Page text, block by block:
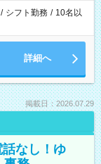
/ シフト勤務 / 10名以
詳細へ
掲載日：2026.07.29
話なし！ゆ